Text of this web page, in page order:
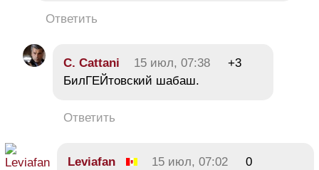
Ответить
C. Cattani 15 июл, 07:38
+3
БилГЕЙтовский шабаш.
Ответить
Leviafan 15 июл, 07:02
0